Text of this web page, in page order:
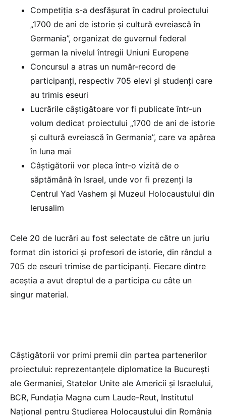
Competiția s-a desfășurat în cadrul proiectului
„1700 de ani de istorie și cultură evreiască în
Germania”, organizat de guvernul federal
german la nivelul întregii Uniuni Europene
Concursul a atras un număr-record de
participanți, respectiv 705 elevi și studenți care
au trimis eseuri
Lucrările câștigătoare vor fi publicate într-un
volum dedicat proiectului „1700 de ani de istorie
și cultură evreiască în Germania”, care va apărea
în luna mai
Câștigătorii vor pleca într-o vizită de o
săptămână în Israel, unde vor fi prezenți la
Centrul Yad Vashem și Muzeul Holocaustului din
Ierusalim
Cele 20 de lucrări au fost selectate de către un juriu
format din istorici și profesori de istorie, din rândul a
705 de eseuri trimise de participanți. Fiecare dintre
aceștia a avut dreptul de a participa cu câte un
singur material.
Câștigătorii vor primi premii din partea partenerilor
proiectului: reprezentanțele diplomatice la București
ale Germaniei, Statelor Unite ale Americii și Israelului,
BCR, Fundația Magna cum Laude-Reut, Institutul
Național pentru Studierea Holocaustului din România